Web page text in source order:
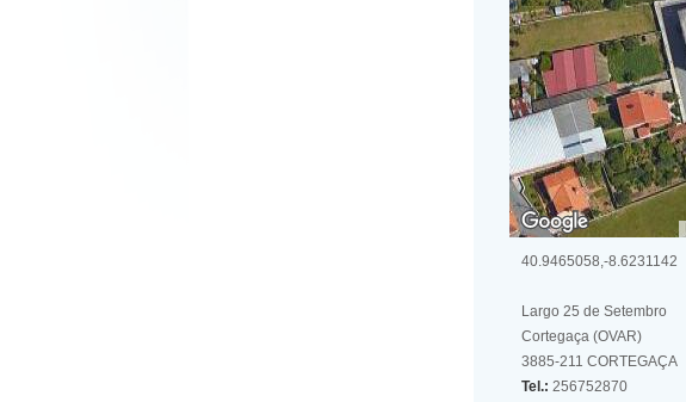
40.9465058,-8.6231142
Largo 25 de Setembro
Cortegaça (OVAR)
3885-211 CORTEGAÇA
Tel.: 256752870